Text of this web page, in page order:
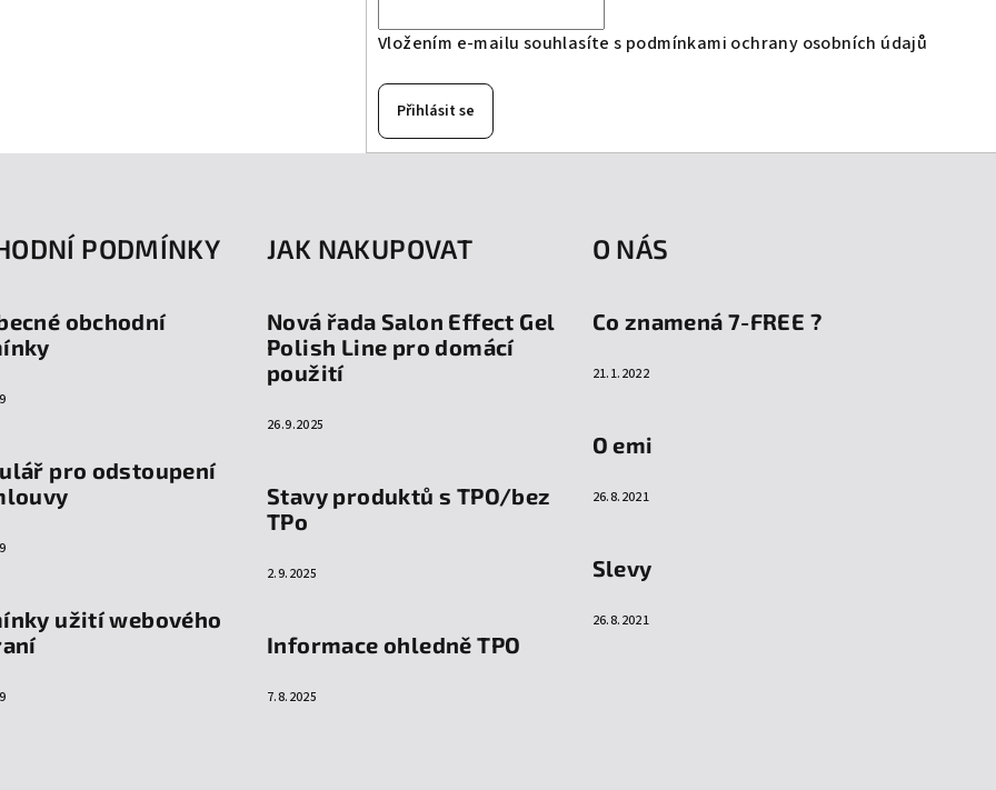
Vložením e-mailu souhlasíte s podmínkami ochrany osobních údajů
Přihlásit se
PODMÍNKY
obchodní
pro odstoupení
užití webového
JAK NAKUPOVAT
Nová řada Salon Effect Gel
Polish Line pro domácí
použití
26.9.2025
Stavy produktů s TPO/bez
TPo
2.9.2025
Informace ohledně TPO
7.8.2025
O NÁS
Co znamená 7-FREE ?
21.1.2022
O emi
26.8.2021
Slevy
26.8.2021